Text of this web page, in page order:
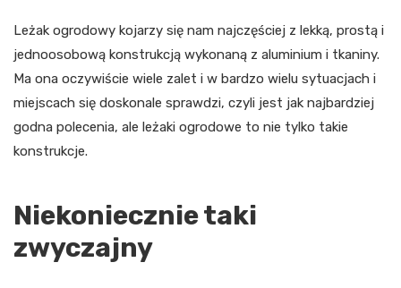
Leżak ogrodowy kojarzy się nam najczęściej z lekką, prostą i
jednoosobową konstrukcją wykonaną z aluminium i tkaniny.
Ma ona oczywiście wiele zalet i w bardzo wielu sytuacjach i
miejscach się doskonale sprawdzi, czyli jest jak najbardziej
godna polecenia, ale leżaki ogrodowe to nie tylko takie
konstrukcje.
Niekoniecznie taki
zwyczajny